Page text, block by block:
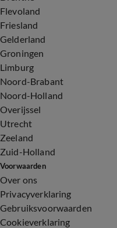
Flevoland
Friesland
Gelderland
Groningen
Limburg
Noord-Brabant
Noord-Holland
Overijssel
Utrecht
Zeeland
Zuid-Holland
Voorwaarden
Over ons
Privacyverklaring
Gebruiksvoorwaarden
Cookieverklaring